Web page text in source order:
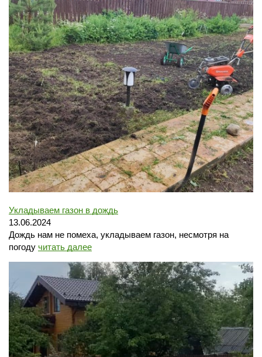
Укладываем газон в дождь
13.06.2024
Дождь нам не помеха, укладываем газон, несмотря на
погоду читать далее